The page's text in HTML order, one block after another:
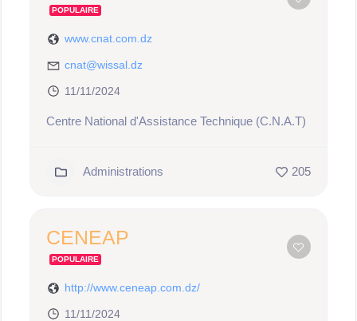
POPULAIRE
www.cnat.com.dz
cnat@wissal.dz
11/11/2024
Centre National d'Assistance Technique (C.N.A.T)
Administrations 205
CENEAP
POPULAIRE
http://www.ceneap.com.dz/
11/11/2024